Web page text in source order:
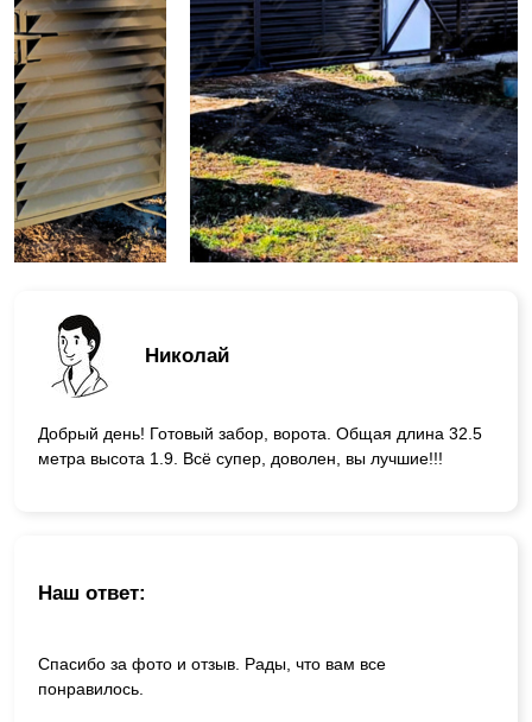
Николай
Добрый день! Готовый забор, ворота. Общая длина 32.5
метра высота 1.9. Всё супер, доволен, вы лучшие!!!
Наш ответ:
Спасибо за фото и отзыв. Рады, что вам все
понравилось.